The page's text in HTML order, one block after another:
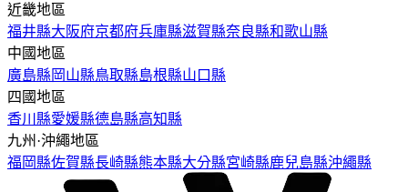
近畿地區
福井縣大阪府京都府兵庫縣滋賀縣奈良縣和歌山縣
中國地區
廣島縣 岡山縣鳥取縣島根縣山口縣
四國地區
香川縣愛媛縣德島縣高知縣
九州·沖繩地區
福岡縣佐賀縣長崎縣熊本縣大分縣宮崎縣鹿兒島縣沖繩縣